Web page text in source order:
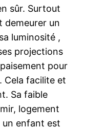
sûr. Surtout
demeurer un
luminosité ,
projections
pour
Cela facilite et
Sa faible
logement
un enfant est